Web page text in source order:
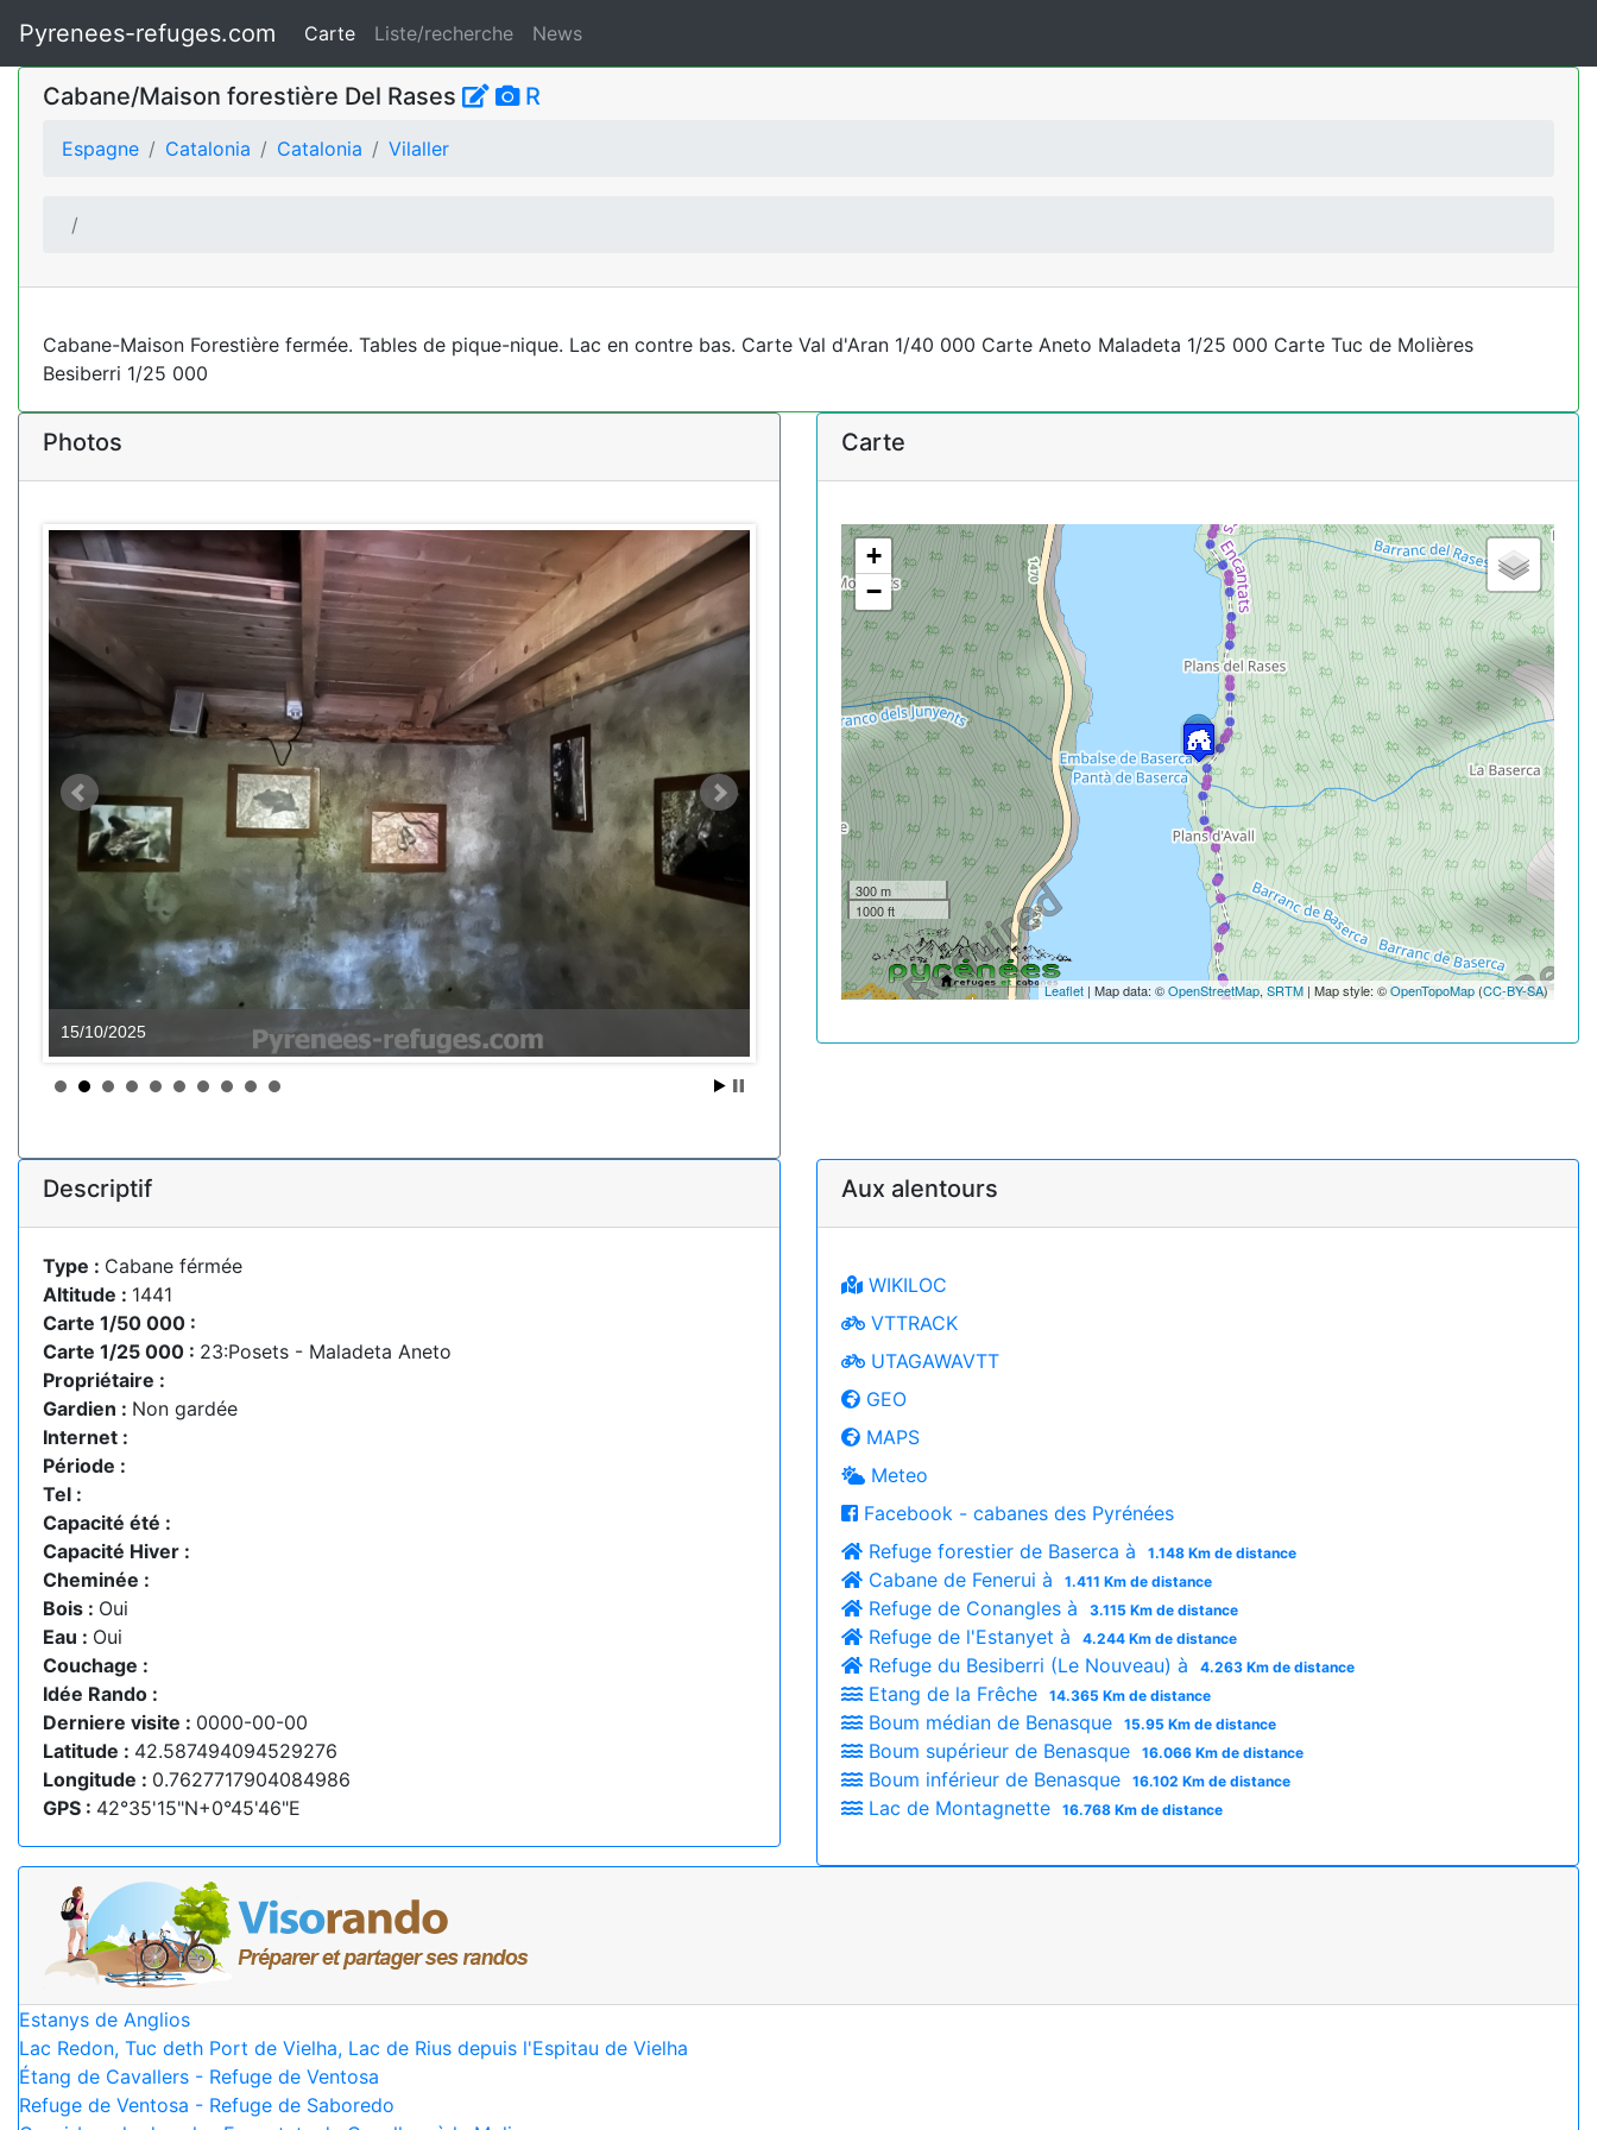
Pyrenees-refuges.com Carte Liste/recherche News
Cabane/Maison forestière Del Rases R
Espagne Catalonia Catalonia Vilaller
Cabane-Maison Forestière fermée. Tables de pique-nique. Lac en contre bas. Carte Val d'Aran 1/40 000 Carte Aneto Maladeta 1/25 000 Carte Tuc de Molières
Besiberri 1/25 000
Photos
15/10/2025
Carte
+
−
300 m
1000 ft
Leaflet | Map data: ©OpenStreetMap, SRTM | Map style: ©OpenTopoMap (CC-BY-SA)
Descriptif
Type : Cabane férmée
Altitude : 1441
Carte 1/50 000 :
Carte 1/25 000 : 23:Posets - Maladeta Aneto
Propriétaire :
Gardien : Non gardée
Internet :
Période :
Tel :
Capacité été :
Capacité Hiver :
Cheminée :
Bois : Oui
Eau : Oui
Couchage :
Idée Rando :
Derniere visite : 0000-00-00
Latitude : 42.587494094529276
Longitude : 0.7627717904084986
GPS : 42°35'15"N+0°45'46"E
Aux alentours
WIKILOC
VTTRACK
UTAGAWAVTT
GEO
MAPS
Meteo
Facebook - cabanes des Pyrénées
Refuge forestier de Baserca à
1.148 Km de distance
Cabane de Fenerui à 1.411 Km de distance
Refuge de Conangles à 3.115 Km de distance
Refuge de l'Estanyet à 4.244 Km de distance
Refuge du Besiberri (Le Nouveau) à 4.263 Km de distance
Etang de la Frêche 14.365 Km de distance
Boum médian de Benasque 15.95 Km de distance
Boum supérieur de Benasque 16.066 Km de distance
Boum inférieur de Benasque 16.102 Km de distance
Lac de Montagnette 16.768 Km de distance
Estanys de Anglios
Lac Redon, Tuc deth Port de Vielha, Lac de Rius depuis l'Espitau de Vielha
Étang de Cavallers - Refuge de Ventosa
Refuge de Ventosa - Refuge de Saboredo